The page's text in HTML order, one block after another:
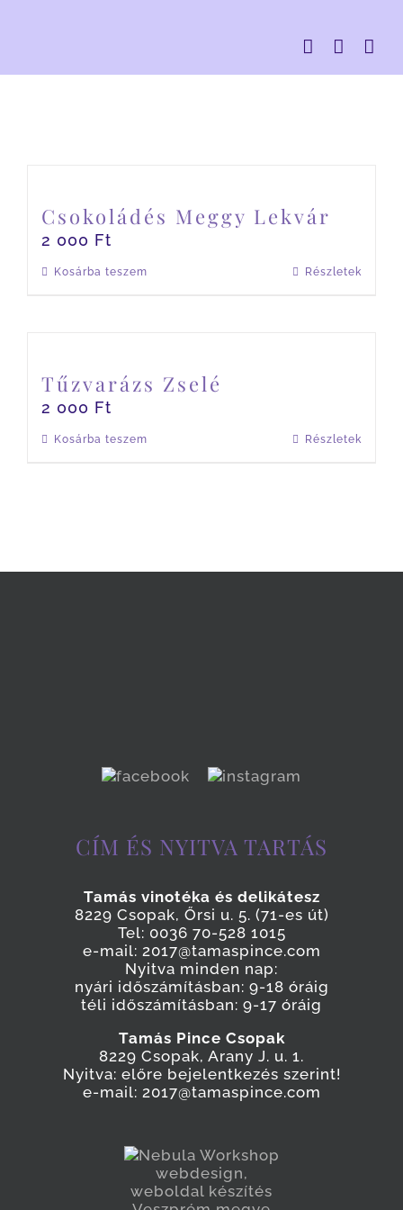
Csokoládés Meggy Lekvár
2 000 Ft
Kosárba teszem Részletek
Tűzvarázs Zselé
2 000 Ft
Kosárba teszem Részletek
CÍM ÉS NYITVA TARTÁS
Tamás vinotéka és delikátesz
8229 Csopak, Őrsi u. 5. (71-es út)
Tel: 0036 70-528 1015
e-mail: 2017@tamaspince.com
Nyitva minden nap:
nyári időszámításban: 9-18 óráig
téli időszámításban: 9-17 óráig
Tamás Pince Csopak
8229 Csopak, Arany J. u. 1.
Nyitva: előre bejelentkezés szerint!
e-mail: 2017@tamaspince.com